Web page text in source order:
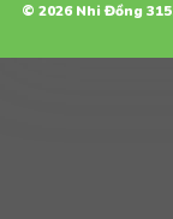
© 2026 Nhi Đồng